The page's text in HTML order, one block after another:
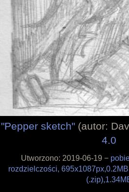
"Pepper sketch" (autor:
4.0
Utworzono: 2019-06-19 −
rozdzielczości, 695x1087px,0.2MB
Wesprzyj
Sklepik
Blog
O projekcie
Licencja
Framagit
Wiki
Kulisy
Pędzle
Tapety
Liberapay
Tipeee
Paypal
Iban